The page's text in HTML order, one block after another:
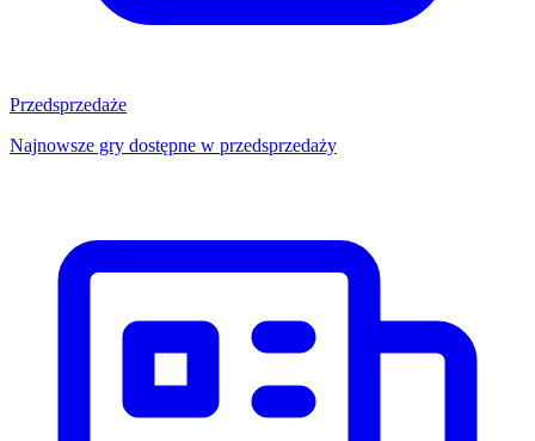
Przedsprzedaże
Najnowsze gry dostępne w przedsprzedaży